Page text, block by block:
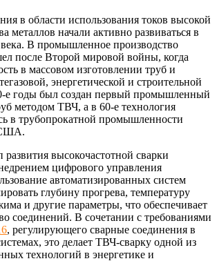
в области использования токов высокой
металлов начали активно развиваться в
В промышленное производство
после Второй мировой войны, когда
в массовом изготовлении труб и
энергетической и строительной
е годы был создан первый промышленный
методом ТВЧ, а в 60-е технология
в трубопрокатной промышленности
высокочастотной сварки
цифрового управления
автоматизированных систем
глубину прогрева, температуру
и другие параметры, что обеспечивает
соединений. В сочетании с требованиями
, регулирующего сварные соединения в
это делает ТВЧ-сварку одной из
технологий в энергетике и